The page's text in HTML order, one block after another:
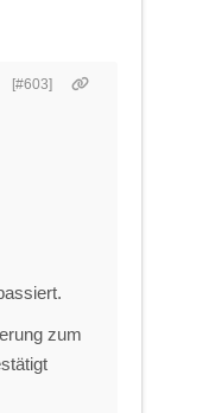
[#603]
zum